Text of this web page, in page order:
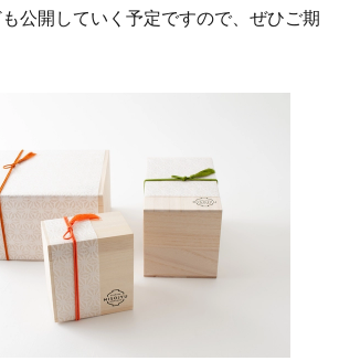
公開していく予定ですので、ぜひご期